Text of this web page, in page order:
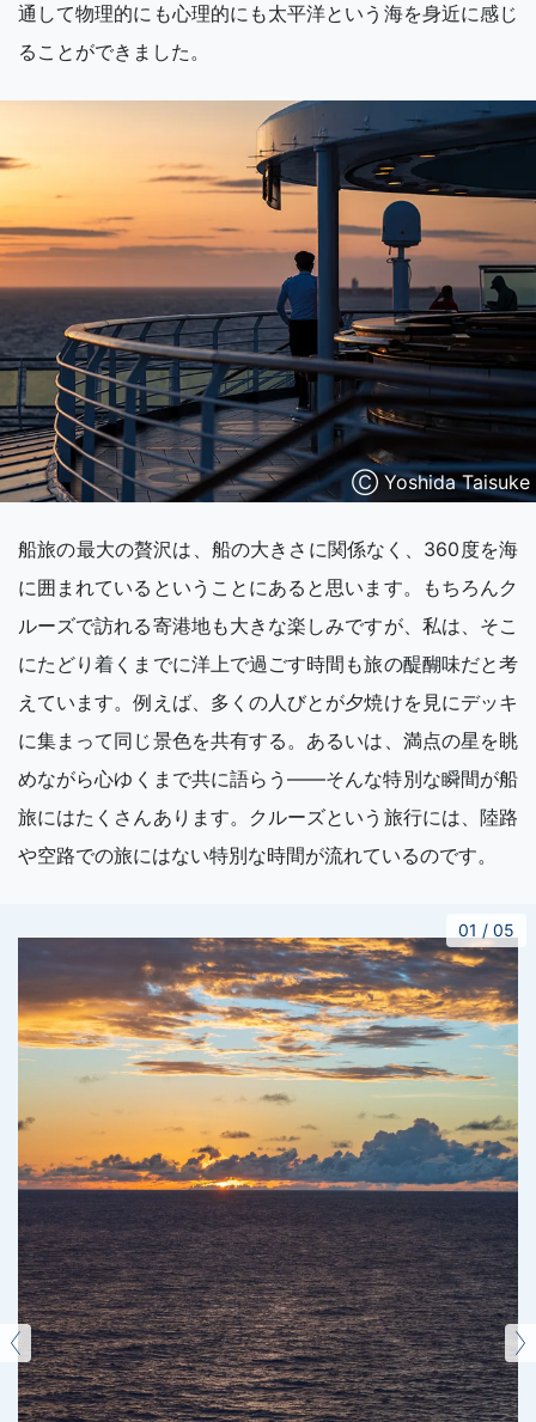
通して物理的にも心理的にも太平洋という海を身近に感じ
ることができました。
Ⓒ Yoshida Taisuke
船旅の最大の贅沢は、船の大きさに関係なく、360度を海
に囲まれているということにあると思います。もちろんク
ルーズで訪れる寄港地も大きな楽しみですが、私は、そこ
にたどり着くまでに洋上で過ごす時間も旅の醍醐味だと考
えています。例えば、多くの人びとが夕焼けを見にデッキ
に集まって同じ景色を共有する。あるいは、満点の星を眺
めながら心ゆくまで共に語らう――そんな特別な瞬間が船
旅にはたくさんあります。クルーズという旅行には、陸路
や空路での旅にはない特別な時間が流れているのです。
01 / 05